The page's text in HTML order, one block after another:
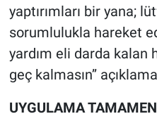
yaptırımları bir yana;
sorumlulukla hareket
yardım eli darda kalan
geç kalmasın’’
UYGULAMA